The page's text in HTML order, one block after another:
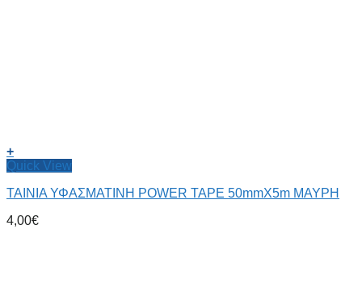
+
Quick View
ΤΑΙΝΙΑ ΥΦΑΣΜΑΤΙΝΗ POWER TAPE 50mmX5m ΜΑΥΡΗ
4,00€